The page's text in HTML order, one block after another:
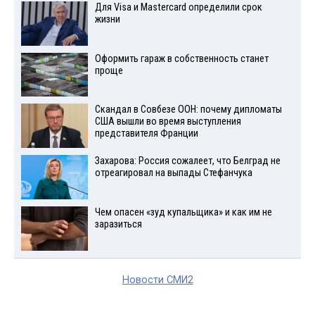
Для Visа и Mastercard определили срок
жизни
Оформить гараж в собственность станет
проще
Скандал в Совбезе ООН: почему дипломаты
США вышли во время выступления
представителя Франции
Захарова: Россия сожалеет, что Белград не
отреагировал на выпады Стефанчука
Чем опасен «зуд купальщика» и как им не
заразиться
Новости СМИ2